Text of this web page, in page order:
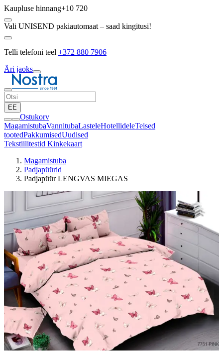
Kaupluse hinnang+10 720
Vali UNISEND pakiautomaat – saad kingitusi!
Telli telefoni teel +372 880 7906
Äri jaoks
EE
Ostukorv
MagamistubaVannitubaLasteleHotellideleTeised
tootedPakkumisedUudised
Tekstiilitestid Kinkekaart
Magamistuba
Padjapüürid
Padjapüür LENGVAS MIEGAS